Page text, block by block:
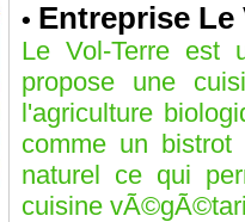
• Entreprise Le
Le Vol-Terre est
propose une
l'agriculture
comme un
naturel ce qui
cuisine